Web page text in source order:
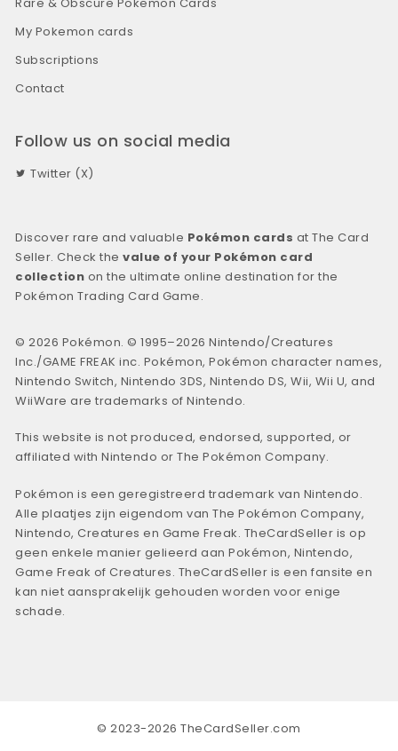
My Pokemon cards
Subscriptions
Contact
Follow us on social media
Twitter (X)
Discover rare and valuable Pokémon cards at The Card
Seller. Check thevalue of your Pokémon card
collection on the ultimate online destination for the
Pokémon Trading Card Game.
© 2026 Pokémon. © 1995–2026 Nintendo/Creatures
Inc./GAME FREAK inc. Pokémon, Pokémon character names,
Nintendo Switch, Nintendo 3DS, Nintendo DS, Wii, Wii U, and
WiiWare are trademarks of Nintendo.
This website is not produced, endorsed, supported, or
affiliated with Nintendo or The Pokémon Company.
Pokémon is een geregistreerd trademark van Nintendo.
Alle plaatjes zijn eigendom van The Pokémon Company,
Nintendo, Creatures en Game Freak. TheCardSeller is op
geen enkele manier gelieerd aan Pokémon, Nintendo,
Game Freak of Creatures. TheCardSeller is een fansite en
kan niet aansprakelijk gehouden worden voor enige
schade.
© 2023-2026 TheCardSeller.com